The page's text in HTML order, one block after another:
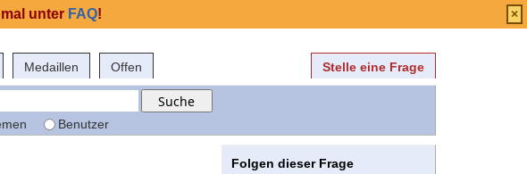
Medaillen Offen Stelle eine Frage
Benutzer
Folgen dieser Frage
unter FAQ! ×